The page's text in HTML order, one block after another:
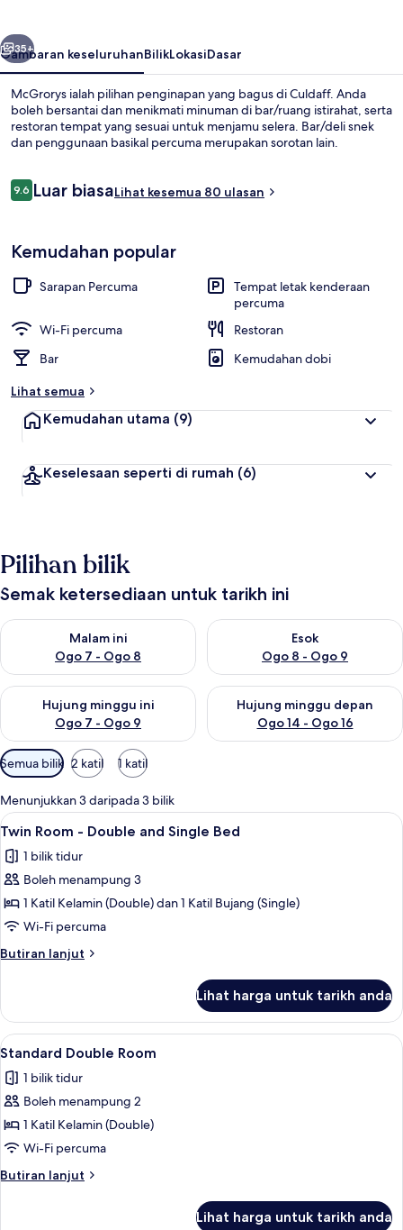
Seterusnya
35+
Gambaran keseluruhanBilikLokasiDasar
McGrorys ialah pilihan penginapan yang bagus di Culdaff. Anda
boleh bersantai dan menikmati minuman di bar/ruang istirahat, serta
restoran tempat yang sesuai untuk menjamu selera. Bar/deli snek
dan penggunaan basikal percuma merupakan sorotan lain.
Ulasan
9.69.6 daripada 10
Luar biasaLihat kesemua 80 ulasan
Kemudahan popular
Sarapan Percuma
Tempat letak kenderaan
percuma
Wi-Fi percuma
Restoran
Bar
Kemudahan dobi
Lihat semua
Kemudahan utama (9)
Keselesaan seperti di rumah (6)
Pilihan bilik
Semak ketersediaan untuk tarikh ini
Malam ini
Ogo 7 - Ogo 8
Semak ketersediaan untuk malam ini Ogo 7 - Ogo 8
Esok
Ogo 8 - Ogo 9
Semak ketersediaan untuk
Hujung minggu ini
Ogo 7 - Ogo 9
Semak ketersediaan untuk hujung minggu ini Ogo 7 - Ogo 9
Hujung minggu depan
Ogo 14 - Ogo 16
Semak ketersediaan untuk
Penapis
yang
tersedia
untuk
bilik
Semua bilik 2 katil 1 katil
Menunjukkan 3 daripada 3 bilik
Lihat
semua
foto
untuk
Twin
Room
-
Double
Single
Bed
Twin Room - Double and Single
4
Twin Room - Double and Single Bed
1 bilik tidur
Boleh menampung 3
1 Katil Kelamin (Double) dan 1 Katil Bujang (Single)
Wi-Fi percuma
Butiran lanjut
Butiran
Room
Double
Single
Bed
Lihat harga untuk tarikh anda
Lihat
semua
foto
untuk
Standard
Double
Room
Standard Double Room | Meja,
4
Standard Double Room
1 bilik tidur
Boleh menampung 2
1 Katil Kelamin (Double)
Wi-Fi percuma
Butiran lanjut
Butiran
Lihat harga untuk tarikh anda